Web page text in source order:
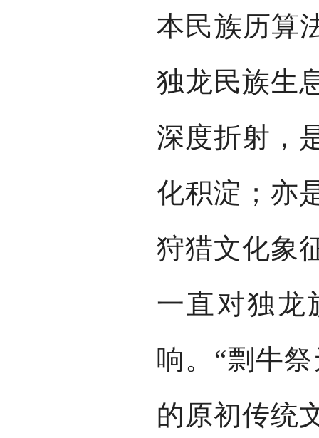
本民族历算
独龙民族生
深度折射，
化积淀；亦
狩猎文化象
一直对独龙
响。“剽牛
的原初传统